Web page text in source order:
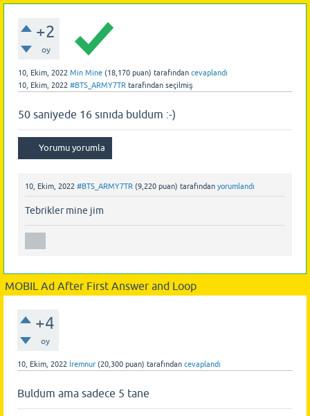
+2
oy
10, Ekim, 2022 Min Mine (18,170 puan) tarafından cevaplandı
10, Ekim, 2022 #BTS_ARMY7TR tarafından seçilmiş
50 saniyede 16 sınıda buldum :⁠-⁠)
10, Ekim, 2022 #BTS_ARMY7TR (9,220 puan) tarafından yorumlandı
Tebrikler mine jim
MOBIL Ad After First Answer and Loop
+4
oy
10, Ekim, 2022 İremnur (20,300 puan) tarafından cevaplandı
Buldum ama sadece 5 tane